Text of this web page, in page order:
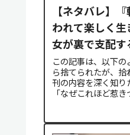
【ネタバレ】
われて楽しく
女が裏で支配
罪の構造を解析
この記事は、以下
ら捨てられたが、
刊の内容を深く知り
「なぜこれほど惹